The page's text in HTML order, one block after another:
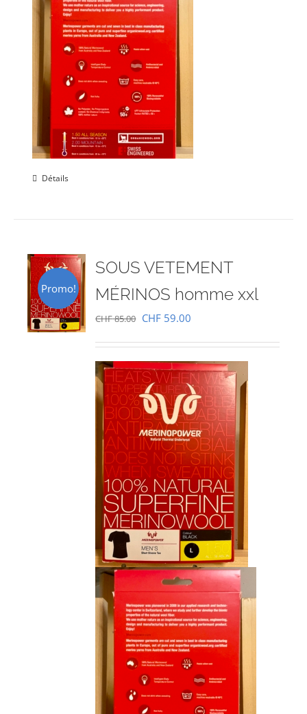
Détails
Promo!
SOUS VETEMENT
MÉRINOS homme xxl
CHF85.00 Le
initial
était :
CHF 85.00.
CHF 59.00
actuel
est :
CHF 59.00.